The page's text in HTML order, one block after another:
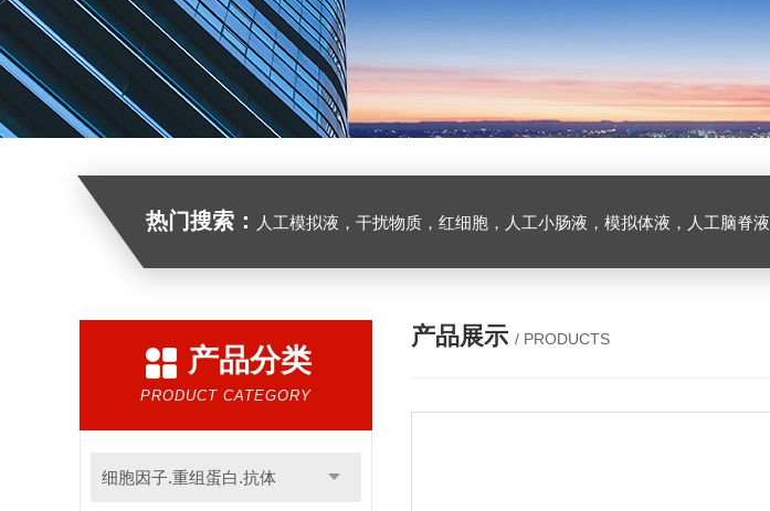
热门搜索： 人工模拟液，干扰物质，红细胞，人工小肠液，模拟体液，人工脑脊液
产品分类
PRODUCT CATEGORY
细胞因子.重组蛋白.抗体
产品展示 / PRODUCTS